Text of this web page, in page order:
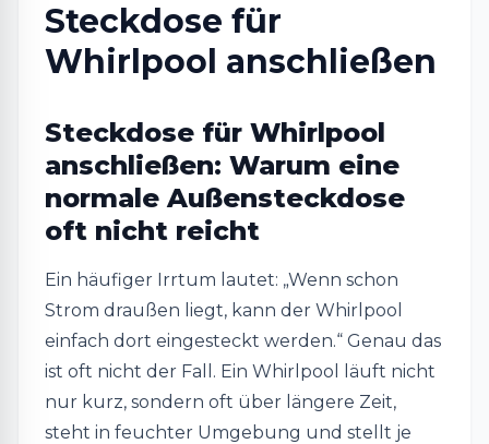
Steckdose für
Whirlpool anschließen
Steckdose für Whirlpool
anschließen: Warum eine
normale Außensteckdose
oft nicht reicht
Ein häufiger Irrtum lautet: „Wenn schon
Strom draußen liegt, kann der Whirlpool
einfach dort eingesteckt werden.“ Genau das
ist oft nicht der Fall. Ein Whirlpool läuft nicht
nur kurz, sondern oft über längere Zeit,
steht in feuchter Umgebung und stellt je